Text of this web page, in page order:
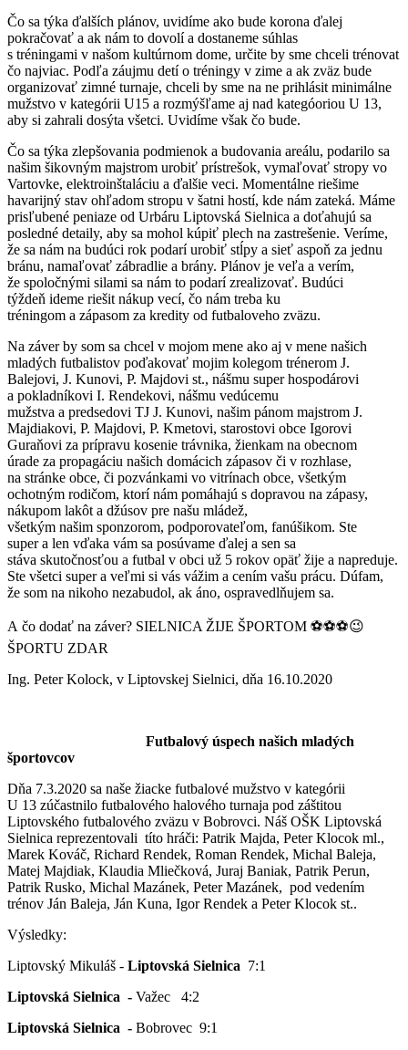
Čo sa týka ďalších plánov, uvidíme ako bude korona ďalej
pokračovať a ak nám to dovolí a dostaneme súhlas
s tréningami v našom kultúrnom dome, určite by sme chceli trénovat
čo najviac. Podľa záujmu detí o tréningy v zime a ak zväz bude
organizovať zimné turnaje, chceli by sme na ne prihlásit minimálne
mužstvo v kategórii U15 a rozmýšľame aj nad kategóoriou U 13,
aby si zahrali dosýta všetci. Uvidíme však čo bude.
Čo sa týka zlepšovania podmienok a budovania areálu, podarilo sa
našim šikovným majstrom urobiť prístrešok, vymaľovať stropy vo
Vartovke, elektroinštaláciu a ďalšie veci. Momentálne riešime
havarijný stav ohľadom stropu v šatni hostí, kde nám zateká. Máme
prisľubené peniaze od Urbáru Liptovská Sielnica a doťahujú sa
posledné detaily, aby sa mohol kúpiť plech na zastrešenie. Veríme,
že sa nám na budúci rok podarí urobiť stĺpy a sieť aspoň za jednu
bránu, namaľovať zábradlie a brány. Plánov je veľa a verím,
že spoločnými silami sa nám to podarí zrealizovať. Budúci
týždeň ideme riešit nákup vecí, čo nám treba ku
tréningom a zápasom za kredity od futbaloveho zväzu.
Na záver by som sa chcel v mojom mene ako aj v mene našich
mladých futbalistov poďakovať mojim kolegom trénerom J.
Balejovi, J. Kunovi, P. Majdovi st., nášmu super hospodárovi
a pokladníkovi I. Rendekovi, nášmu vedúcemu
mužstva a predsedovi TJ J. Kunovi, našim pánom majstrom J.
Majdiakovi, P. Majdovi, P. Kmetovi, starostovi obce Igorovi
Guraňovi za prípravu kosenie trávnika, žienkam na obecnom
úrade za propagáciu našich domácich zápasov či v rozhlase,
na stránke obce, či pozvánkami vo vitrínach obce, všetkým
ochotným rodičom, ktorí nám pomáhajú s dopravou na zápasy,
nákupom lakôt a džúsov pre našu mládež,
všetkým našim sponzorom, podporovateľom, fanúšikom. Ste
super a len vďaka vám sa posúvame ďalej a sen sa
stáva skutočnosťou a futbal v obci už 5 rokov opäť žije a napreduje.
Ste všetci super a veľmi si vás vážim a cením vašu prácu. Dúfam,
že som na nikoho nezabudol, ak áno, ospravedlňujem sa.
A čo dodať na záver? SIELNICA ŽIJE ŠPORTOM ⚽⚽⚽😉
ŠPORTU ZDAR
Ing. Peter Kolock, v Liptovskej Sielnici, dňa 16.10.2020
Futbalový úspech našich mladých
športovcov
Dňa 7.3.2020 sa naše žiacke futbalové mužstvo v kategórii
U 13 zúčastnilo futbalového halového turnaja pod záštitou
Liptovského futbalového zväzu v Bobrovci. Náš OŠK Liptovská
Sielnica reprezentovali títo hráči: Patrik Majda, Peter Klocok ml.,
Marek Kováč, Richard Rendek, Roman Rendek, Michal Baleja,
Matej Majdiak, Klaudia Mliečková, Juraj Baniak, Patrik Perun,
Patrik Rusko, Michal Mazánek, Peter Mazánek, pod vedením
trénov Ján Baleja, Ján Kuna, Igor Rendek a Peter Klocok st..
Výsledky:
Liptovský Mikuláš - Liptovská Sielnica 7:1
Liptovská Sielnica - Važec 4:2
Liptovská Sielnica - Bobrovec 9:1